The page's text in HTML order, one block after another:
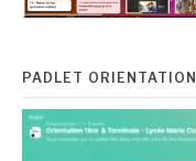
PADLET ORIENTATION